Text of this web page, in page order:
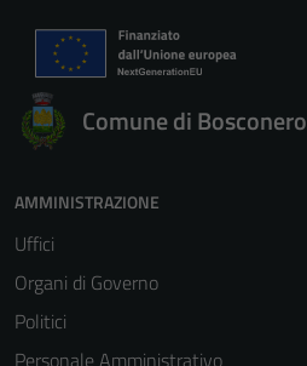
Comune di Bosconero
AMMINISTRAZIONE
Uffici
Organi di Governo
Politici
Personale Amministrativo